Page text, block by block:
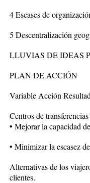
4 Escases de
5 Descentralización
LLUVIAS DE IDEAS
PLAN DE ACCIÓN
Variable Acción
Centros de
• Mejorar la capacidad
• Minimizar la escasez
Alternativas de los
clientes.